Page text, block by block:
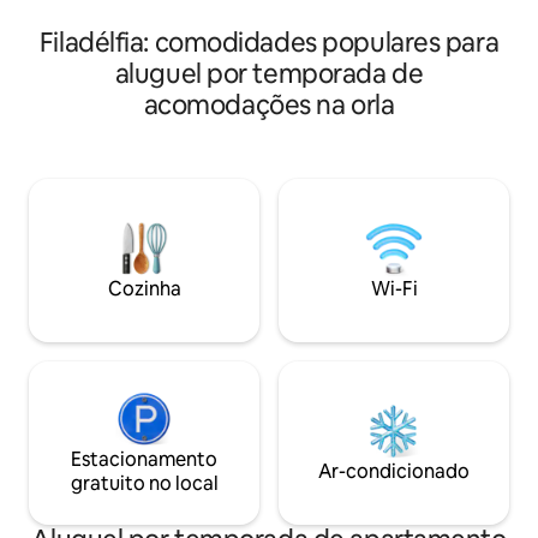
animal de estimação, a menos que
aprovado pelos proprietários.
para animais de
mais de30 dias
ocupação de
Filadélfia: comodidades populares para
aluguel por temporada de
acomodações na orla
Cozinha Wi-Fi
Estacionamento
gratuito no local
Ar-condicionado